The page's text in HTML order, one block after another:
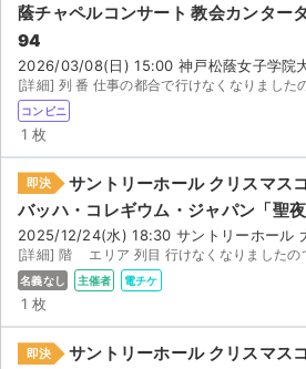
蔭チャペルコンサート 教会カンター
94
2026/03/08(日) 15:00 神戸松蔭女子学院
[詳細] 列 番 仕事の都合で行けなくなりました
コンビニ
1 枚
即決
サントリーホール クリスマス
バッハ・コレギウム・ジャパン「聖夜
2025/12/24(水) 18:30 サントリーホール
[詳細] 階 エリア 列目 行けなくなりましたの
名義なし 主催者 電チケ
1 枚
即決
サントリーホール クリスマス